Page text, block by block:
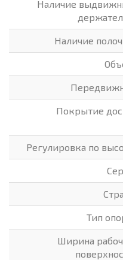
Наличие
Наличие
Покрытие
Регулировка по
Тип
Ширина